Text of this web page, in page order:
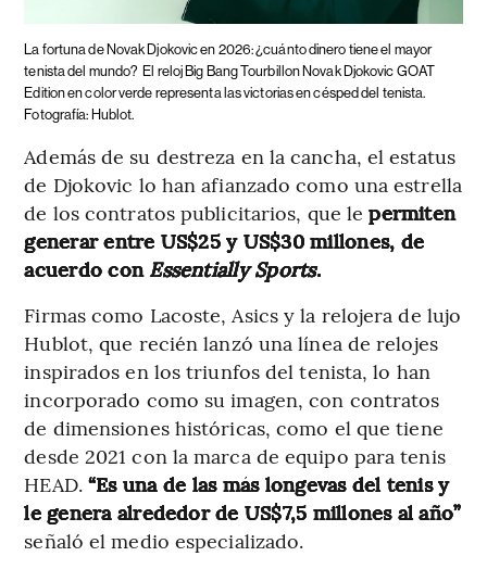
La fortuna de Novak Djokovic en 2026: ¿cuánto dinero tiene el mayor
tenista del mundo? El reloj Big Bang Tourbillon Novak Djokovic GOAT
Edition en color verde representa las victorias en césped del tenista.
Fotografía: Hublot.
Además de su destreza en la cancha, el estatus
de Djokovic lo han afianzado como una estrella
de los contratos publicitarios, que lepermiten
generar entre US$25 y US$30 millones, de
acuerdo con Essentially Sports.
Firmas como Lacoste, Asics y la relojera de lujo
Hublot, que recién lanzó una línea de relojes
inspirados en los triunfos del tenista, lo han
incorporado como su imagen, con contratos
de dimensiones históricas, como el que tiene
desde 2021 con la marca de equipo para tenis
HEAD. “Es una de las más longevas del tenis y
le genera alrededor de US$7,5 millones al año”
señaló el medio especializado.